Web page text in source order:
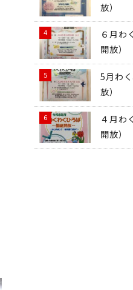
放）
６月わ
開放）
5月わ
放）
４月わ
開放）